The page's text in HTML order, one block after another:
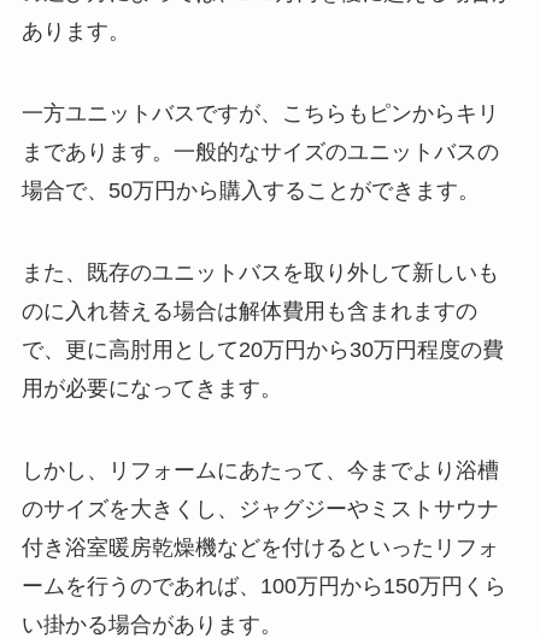
あります。
一方ユニットバスですが、こちらもピンからキリ
まであります。一般的なサイズのユニットバスの
場合で、50万円から購入することができます。
また、既存のユニットバスを取り外して新しいも
のに入れ替える場合は解体費用も含まれますの
で、更に高肘用として20万円から30万円程度の費
用が必要になってきます。
しかし、リフォームにあたって、今までより浴槽
のサイズを大きくし、ジャグジーやミストサウナ
付き浴室暖房乾燥機などを付けるといったリフォ
ームを行うのであれば、100万円から150万円くら
い掛かる場合があります。